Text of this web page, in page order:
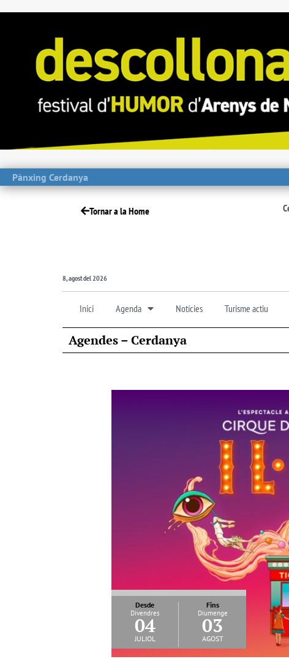
Pànxing Cerdanya
Tornar a la Home
8, agost del 2026
Inici Agenda Notícies Turisme actiu
Agendes – Cerdanya
Desde
Divendres
04
juliol
Fins
Diumenge
03
agost